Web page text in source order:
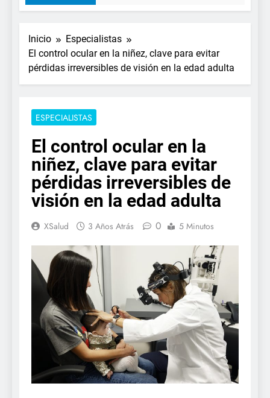
Inicio
Especialistas
El control ocular en la niñez, clave para evitar
pérdidas irreversibles de visión en la edad adulta
ESPECIALISTAS
El control ocular en la
niñez, clave para evitar
pérdidas irreversibles de
visión en la edad adulta
XSalud 3 Años Atrás 0 5 Minutos